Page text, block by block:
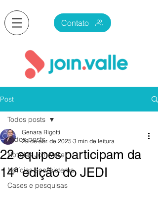
Contato
Post
Todos posts
Notícias Join.Valle
Notícias ecossistema
Cases e pesquisas
Todos posts
22 equipes participam da
14ª edição do JEDI
Genara Rigotti
29 de abr. de 2025 3 min de leitura